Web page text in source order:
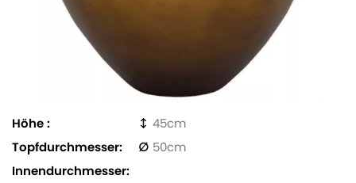
Höhe
45
Topfdurchmesser
50
Innendurchmesser